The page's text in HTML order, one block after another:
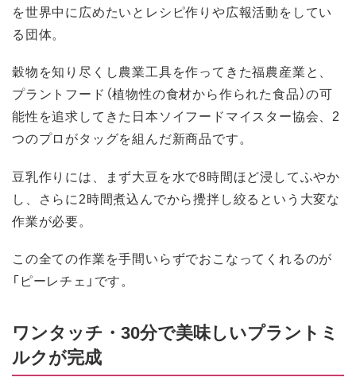
を世界中に広めたいとレシピ作りや広報活動をしてい
る団体。
穀物を知り尽くし農業工具を作ってきた福農産業と、
プラントフード（植物性の食材から作られた食品）の可
能性を追求してきた日本ソイフードマイスター協会、2
つのプロがタッグを組んだ新商品です。
豆乳作りには、まず大豆を水で8時間ほど浸してふやか
し、さらに2時間煮込んでから攪拌し絞るという大変な
作業が必要。
この全ての作業を手間いらずでおこなってくれるのが
「ピーレチェ」です。
ワンタッチ・30分で美味しいプラントミ
ルクが完成